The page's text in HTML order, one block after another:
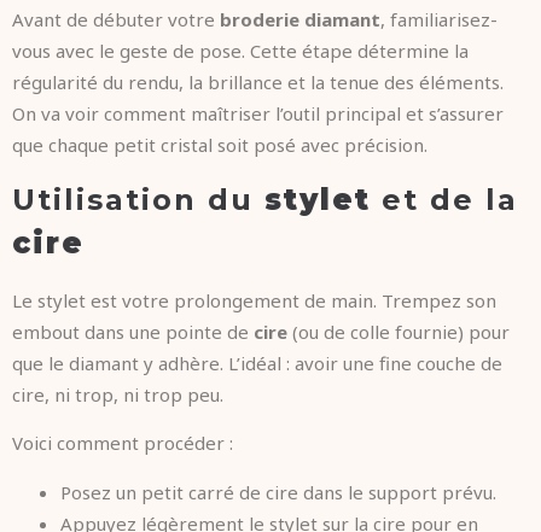
Avant de débuter votre broderie diamant, familiarisez-
vous avec le geste de pose. Cette étape détermine la
régularité du rendu, la brillance et la tenue des éléments.
On va voir comment maîtriser l’outil principal et s’assurer
que chaque petit cristal soit posé avec précision.
Utilisation du stylet et de la
cire
Le stylet est votre prolongement de main. Trempez son
embout dans une pointe de cire (ou de colle fournie) pour
que le diamant y adhère. L’idéal : avoir une fine couche de
cire, ni trop, ni trop peu.
Voici comment procéder :
Posez un petit carré de cire dans le support prévu.
Appuyez légèrement le stylet sur la cire pour en